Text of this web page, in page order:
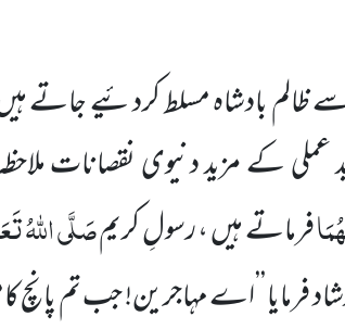
ظالم بادشاہ مسلط کردئیے جاتے ہیں
عملی کے مزید دنیوی نقصانات
فرماتے ہیں ،رسولِ کریمصَلَّی اللّٰہُ
فرمایا ’’اے مہاجرین! جب تم پانچ